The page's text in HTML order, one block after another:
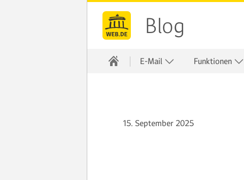
Blog
E-Mail Funktionen
15. September 2025